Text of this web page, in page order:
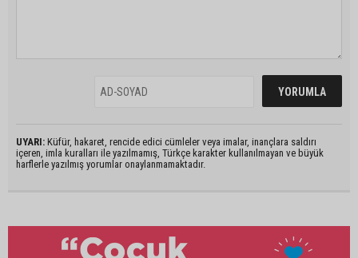
UYARI: Küfür, hakaret, rencide edici cümleler veya imalar, inançlara saldırı
içeren, imla kuralları ile yazılmamış, Türkçe karakter kullanılmayan ve büyük
harflerle yazılmış yorumlar onaylanmamaktadır.